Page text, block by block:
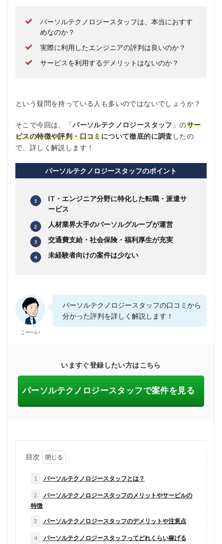
パーソルテクノロジースタッフは、本当におすす
めなのか？
実際に利用したエンジニアの評判は良いのか？
サービスを利用するデメリットはないのか？
という疑問を持っている人も多いのではないでしょうか？
そこで今回は、「パーソルテクノロジースタッフ 」のサー
ビスの特徴や評判・口コミについて徹底的に調査 したの
で、詳しく解説します！
パーソルテクノロジースタッフのポイント
IT・エンジニア分野に特化した転職・派遣サ
ービス
人材業界大手のパーソルグループが運営
交通費支給・社会保険・福利厚生が充実
未経験者向けの案件は少ない
こーへい
パーソルテクノロジースタッフの口コミから
分かった評判を詳しく解説します！
いますぐ登録したい方はこちら
パーソルテクノロジースタッフで案件を見る
目次
1 パーソルテクノロジースタッフとは？
2
パーソルテクノロジースタッフのメリットやサービルの
特徴
3 パーソルテクノロジースタッフのデメリットや注意点
4
パーソルテクノロジースタッフってどれくらい稼げる